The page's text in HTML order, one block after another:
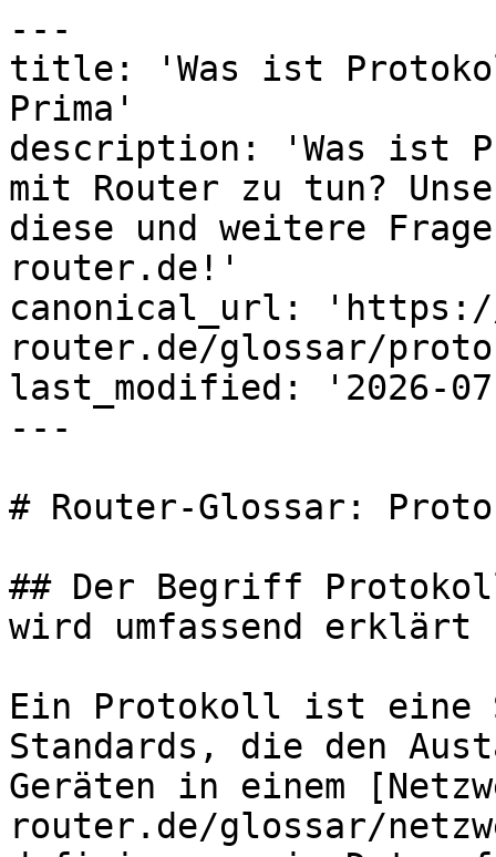
---
title: 'Was ist
Prima'
description: 'Was ist
mit Router zu tun?
diese und weitere
router.de!'
canonical_url: 'https://
router.de/glossar/
last_modified: '2026-
---
# Router-Glossar:
## Der Begriff
wird umfassend erklärt
Ein Protokoll ist eine
Standards, die den
Geräten in einem
router.de/glossar/